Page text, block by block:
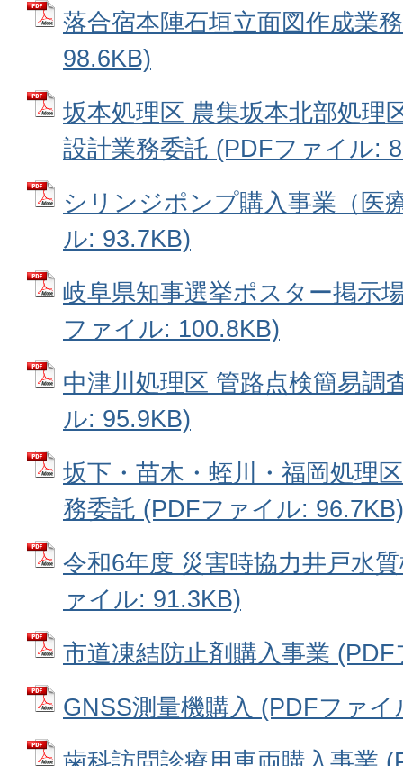
落合宿本陣石垣立面図作成業
98.6KB)
坂本処理区 農集坂本北部処理
設計業務委託 (PDFファイル:
シリンジポンプ購入事業（医
ル: 93.7KB)
岐阜県知事選挙ポスター掲示
ファイル: 100.8KB)
中津川処理区 管路点検簡易調
ル: 95.9KB)
坂下・苗木・蛭川・福岡処理
務委託 (PDFファイル: 96.7KB)
令和6年度 災害時協力井戸水
ァイル: 91.3KB)
市道凍結防止剤購入事業
GNSS測量機購入 (PDFファイ